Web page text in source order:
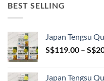
BEST SELLING
Japan Tengsu
S$119.00 – S$
Japan Tengsu